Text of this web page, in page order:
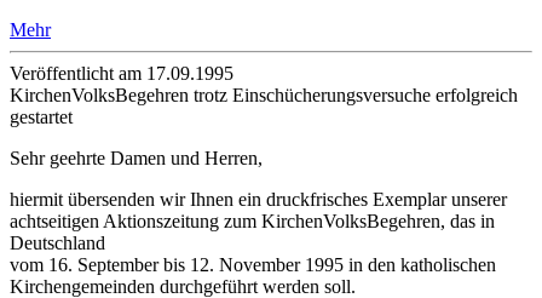
Mehr
Veröffentlicht am 17­.09.1995
KirchenVolksBegehren trotz Einschücherungsversuche erfolgreich
gestartet
Sehr geehrte Damen und Herren,
hiermit übersenden wir Ihnen ein druckfrisches Exemplar unserer
achtseitigen Aktionszeitung zum KirchenVolksBegehren, das in
Deutschland
vom 16. September bis 12. November 1995 in den katholischen
Kirchengemeinden durchgeführt werden soll.